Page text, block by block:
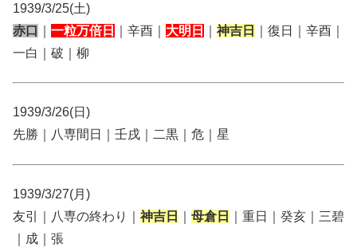
1939/3/25(土)
赤口
一粒万倍日 ｜辛酉｜ 大明日 神吉日
｜復日｜辛酉｜
一白｜破｜柳
1939/3/26(日)
先勝｜八専間日｜壬戌｜二黒｜危｜星
1939/3/27(月)
友引｜八専の終わり｜ 神吉日 母倉日
｜重日｜癸亥｜三碧
｜成｜張